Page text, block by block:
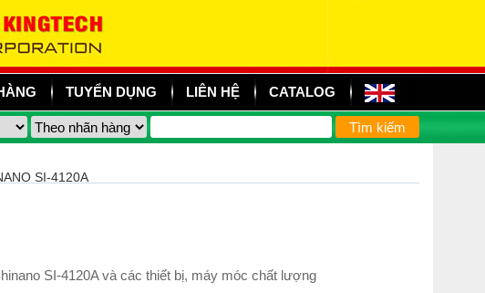
TUYỂN DỤNG LIÊN HỆ CATALOG
SI-4120A
SI-4120A và các thiết bị, máy móc chất lượng